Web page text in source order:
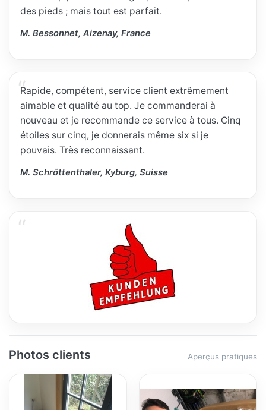
des pieds ; mais tout est parfait.
M. Bessonnet, Aizenay, France
Rapide, compétent, service client extrêmement
aimable et qualité au top. Je commanderai à
nouveau et je recommande ce service à tous. Cinq
étoiles sur cinq, je donnerais même six si je
pouvais. Très reconnaissant.
M. Schröttenthaler, Kyburg, Suisse
Photos clients Aperçus pratiques